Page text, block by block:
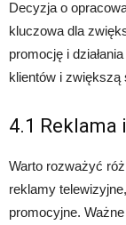
Decyzja o
kluczowa dla
promocję i
klientów i zwiększą
4.1 Reklama
Warto rozważyć
reklamy
promocyjne.